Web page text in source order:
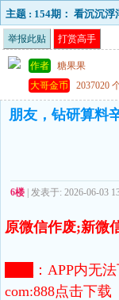
主题 : 154期： 看沉沉浮
举报此贴 打赏高手
作者 糖果果
大哥金币
2037020
朋友，钻研算料
6楼 | 发表于: 2026-06-03
原微信作废;新微
： APP内无
com:888点击下载